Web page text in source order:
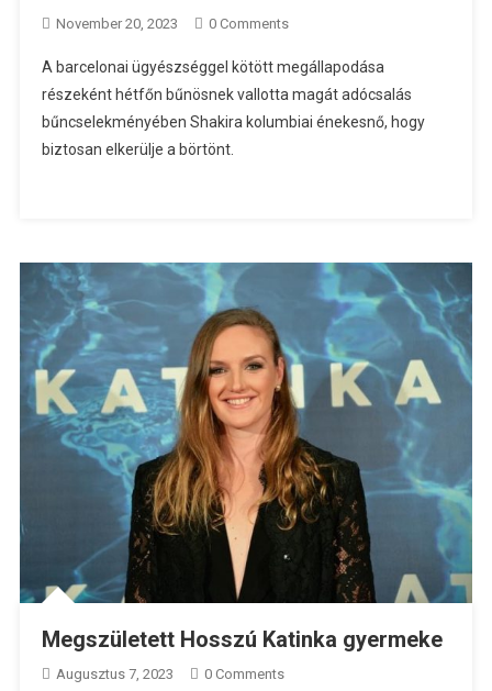
November 20, 2023 0 Comments
A barcelonai ügyészséggel kötött megállapodása
részeként hétfőn bűnösnek vallotta magát adócsalás
bűncselekményében Shakira kolumbiai énekesnő, hogy
biztosan elkerülje a börtönt.
Megszületett Hosszú Katinka gyermeke
Augusztus 7, 2023 0 Comments